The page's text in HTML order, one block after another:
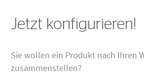
Jetzt konfigurieren!
Sie wollen ein Produkt nach Ihren
zusammenstellen?